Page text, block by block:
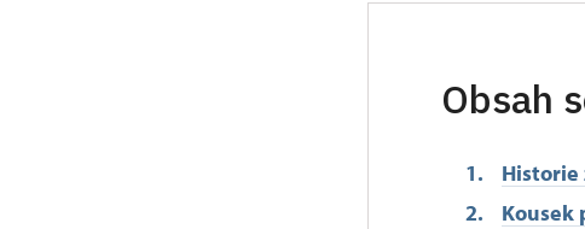
Obsah
Historie
Kousek